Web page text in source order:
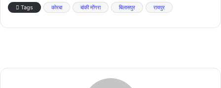
Tags कोरबा बांकी मोंगरा बिलासपुर रायपुर